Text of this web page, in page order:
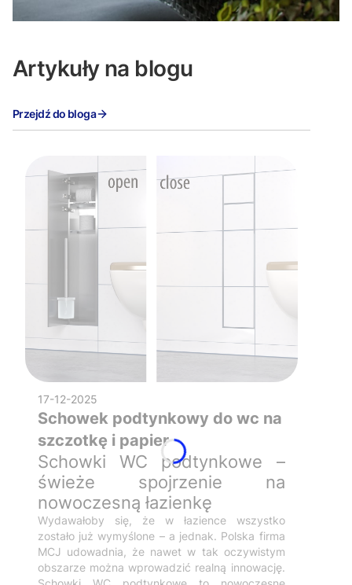
Artykuły na blogu
Przejdź do bloga
17-12-2025
Schowek podtynkowy do wc na
szczotkę i papier
Schowki WC podtynkowe –
świeże spojrzenie na
nowoczesną łazienkę
Wydawałoby się, że w łazience wszystko
zostało już wymyślone – a jednak. Polska firma
MCJ udowadnia, że nawet w tak oczywistym
obszarze można wprowadzić realną innowację.